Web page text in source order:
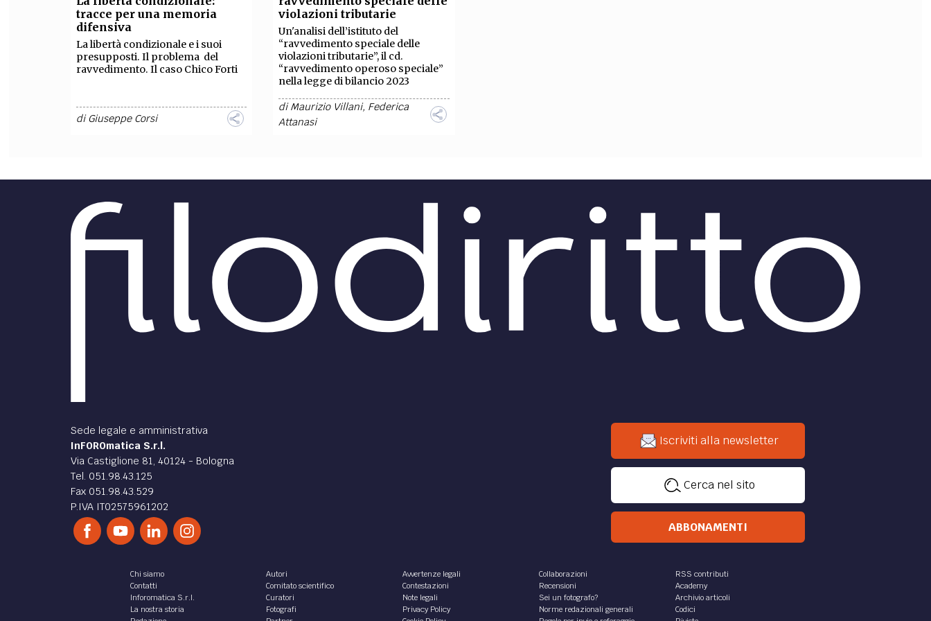
FILODIRITTO REDAZIONE COMITATO SCIENTIFICO
tracce per una memoria
difensiva
La libertà condizionale e i suoi
presupposti. Il problema del
ravvedimento. Il caso Chico Forti
diGiuseppe Corsi
violazioni tributarie
Un'analisi dell’istituto del
“ravvedimento speciale delle
violazioni tributarie”, il cd.
“ravvedimento operoso speciale”
nella legge di bilancio 2023
diMaurizio Villani, Federica
Attanasi
Sede legale e amministrativa
InFOROmatica S.r.l.
Via Castiglione 81, 40124 - Bologna
Tel. 051.98.43.125
Fax 051.98.43.529
P.IVA IT02575961202
Iscriviti alla newsletter
Cerca nel sito
ABBONAMENTI
Chi siamo
Contatti
Inforomatica S.r.l.
La nostra storia
Autori
Comitato scientifico
Curatori
Fotografi
Avvertenze legali
Contestazioni
Note legali
Privacy Policy
Collaborazioni
Recensioni
Sei un fotografo?
Norme redazionali generali
RSS contributi
Academy
Archivio articoli
Codici